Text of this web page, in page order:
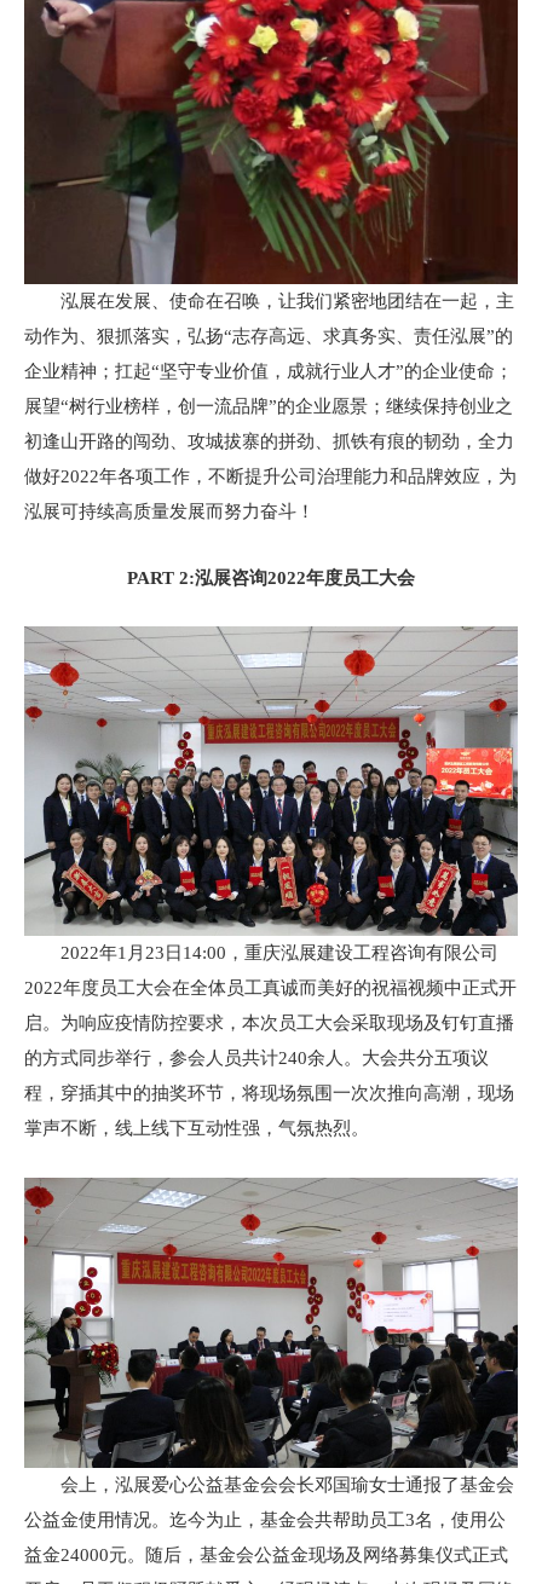
泓展在发展、使命在召唤，让我们紧密地团结在一起，主
动作为、狠抓落实，弘扬“志存高远、求真务实、责任泓展”的
企业精神；扛起“坚守专业价值，成就行业人才”的企业使命；
展望“树行业榜样，创一流品牌”的企业愿景；继续保持创业之
初逢山开路的闯劲、攻城拔寨的拼劲、抓铁有痕的韧劲，全力
做好2022年各项工作，不断提升公司治理能力和品牌效应，为
泓展可持续高质量发展而努力奋斗！
PART 2:泓展咨询2022年度员工大会
2022年1月23日14:00，重庆泓展建设工程咨询有限公司
2022年度员工大会在全体员工真诚而美好的祝福视频中正式开
启。为响应疫情防控要求，本次员工大会采取现场及钉钉直播
的方式同步举行，参会人员共计240余人。大会共分五项议
程，穿插其中的抽奖环节，将现场氛围一次次推向高潮，现场
掌声不断，线上线下互动性强，气氛热烈。
会上，泓展爱心公益基金会会长邓国瑜女士通报了基金会
公益金使用情况。迄今为止，基金会共帮助员工3名，使用公
益金24000元。随后，基金会公益金现场及网络募集仪式正式